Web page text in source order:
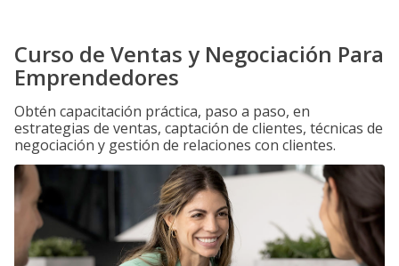
Curso de Ventas y Negociación Para
Emprendedores
Obtén capacitación práctica, paso a paso, en
estrategias de ventas, captación de clientes, técnicas de
negociación y gestión de relaciones con clientes.